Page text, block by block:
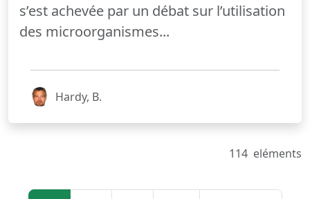
s’est achevée par un débat sur l’utilisation
des microorganismes...
Hardy, B.
114 eléments